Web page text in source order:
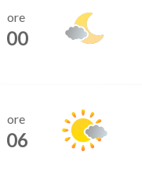
ore
00
ore
06